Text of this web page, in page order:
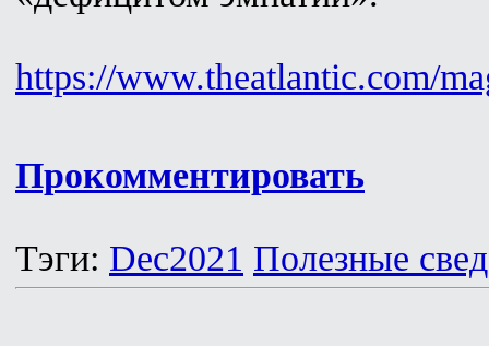
https://www.theatlantic.com/
Прокомментировать
Тэги: Dec2021 Полезные